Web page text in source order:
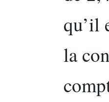
qu’il
la